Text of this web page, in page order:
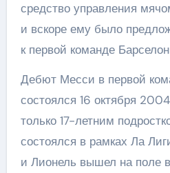
средство управления
и вскоре ему было
к первой команде
Дебют Месси в первой
состоялся 16 октября
только 17-летним
состоялся в рамках Ла
и Лионель вышел на поле